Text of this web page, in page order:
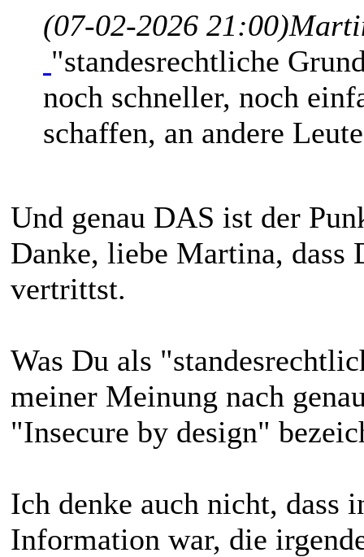
(07-02-2026 21:00)
"standesrechtliche
noch schneller, noch
schaffen, an andere
Und genau DAS ist der
Danke, liebe Martina, dass
vertrittst.
Was Du als
meiner Meinung nach
"Insecure by design"
Ich denke auch nicht, dass
Information war, die